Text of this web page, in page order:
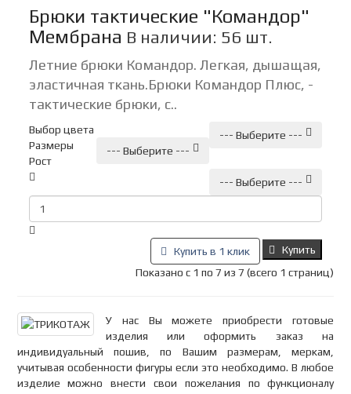
Брюки тактические "Командор"
Мембрана В наличии: 56 шт.
Летние брюки Командор. Легкая, дышащая,
эластичная ткань.Брюки Командор Плюс, -
тактические брюки, с..
Выбор цвета
--- Выберите ---
Размеры
--- Выберите ---
Рост
--- Выберите ---
Купить в 1 клик
Купить
Показано с 1 по 7 из 7 (всего 1 страниц)
У нас Вы можете приобрести готовые
изделия или оформить заказ на
индивидуальный пошив, по Вашим размерам, меркам,
учитывая особенности фигуры если это необходимо. В любое
изделие можно внести свои пожелания по функционалу